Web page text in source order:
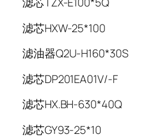
滤芯HXW-25*100
滤油器Q2U-H160*30S
滤芯DP201EA01V/-F
滤芯HX.BH-630*40Q
滤芯GY93-25*10